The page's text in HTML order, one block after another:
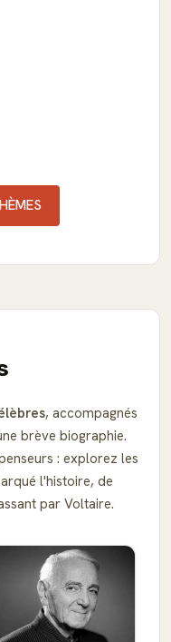
, accompagnés
brève biographie.
: explorez les
l'histoire, de
par Voltaire.